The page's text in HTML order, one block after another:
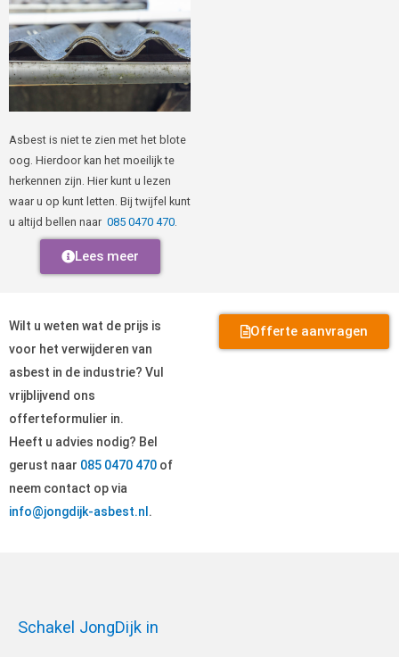
Asbest is niet te zien met het blote
oog. Hierdoor kan het moeilijk te
herkennen zijn. Hier kunt u lezen
waar u op kunt letten. Bij twijfel kunt
u altijd bellen naar 085 0470 470
Lees meer
Wilt u weten wat de prijs is
voor het verwijderen van
asbest in de industrie? Vul
vrijblijvend ons
offerteformulier in.
Heeft u advies nodig? Bel
gerust naar 085 0470 470 of
neem contact op via
info@jongdijk-asbest.nl .
Offerte aanvragen
Schakel JongDijk in